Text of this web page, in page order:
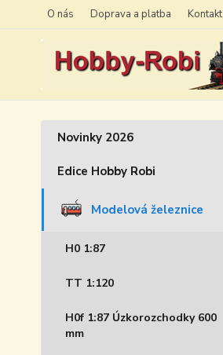
O nás Doprava a platba Kontakt
Novinky 2026
Edice Hobby Robi
Modelová železnice
H0 1:87
TT 1:120
H0f 1:87 Úzkorozchodky 600
mm